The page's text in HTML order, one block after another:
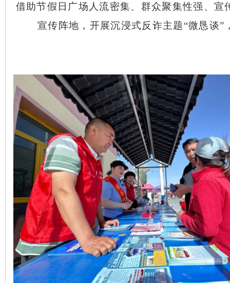
借助节假日广场人流密集、群众聚集性强、
宣传阵地，开展沉浸式反诈主题“微恳谈”